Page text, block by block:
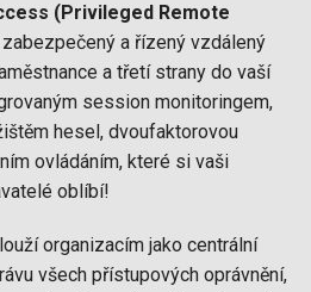
(Privileged Remote
a řízený vzdálený
a třetí strany do vaší
session monitoringem,
hesel, dvoufaktorovou
ovládáním, které si vaši
oblíbí!
organizacím jako centrální
všech přístupových oprávnění,